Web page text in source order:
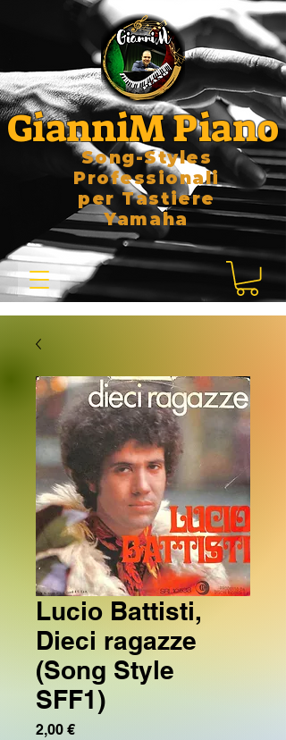
GianniM Piano
Song-Styles
Professionali
per Tastiere
Yamaha
Lucio Battisti,
Dieci ragazze
(Song Style
SFF1)
2,00 €Prezzo